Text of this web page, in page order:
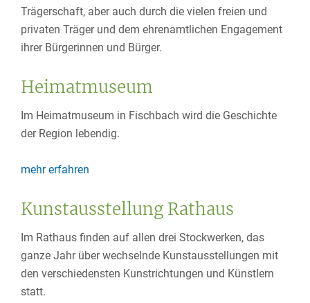
Trägerschaft, aber auch durch die vielen freien und
privaten Träger und dem ehrenamtlichen Engagement
ihrer Bürgerinnen und Bürger.
Heimatmuseum
Im Heimatmuseum in Fischbach wird die Geschichte
der Region lebendig.
mehr erfahren
Kunstausstellung Rathaus
Im Rathaus finden auf allen drei Stockwerken, das
ganze Jahr über wechselnde Kunstausstellungen mit
den verschiedensten Kunstrichtungen und Künstlern
statt.